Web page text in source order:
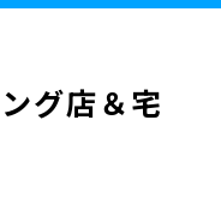
グ店＆宅